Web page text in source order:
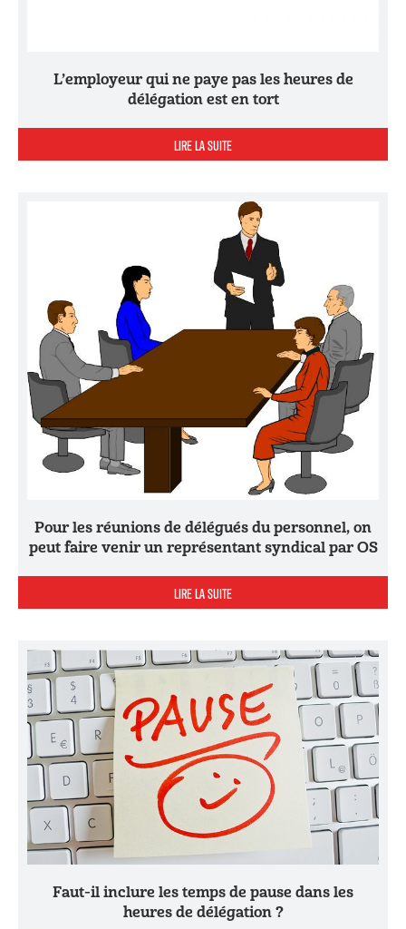
L’employeur qui ne paye pas les heures de
délégation est en tort
LIRE LA SUITE
Pour les réunions de délégués du personnel, on
peut faire venir un représentant syndical par OS
LIRE LA SUITE
Faut-il inclure les temps de pause dans les
heures de délégation ?